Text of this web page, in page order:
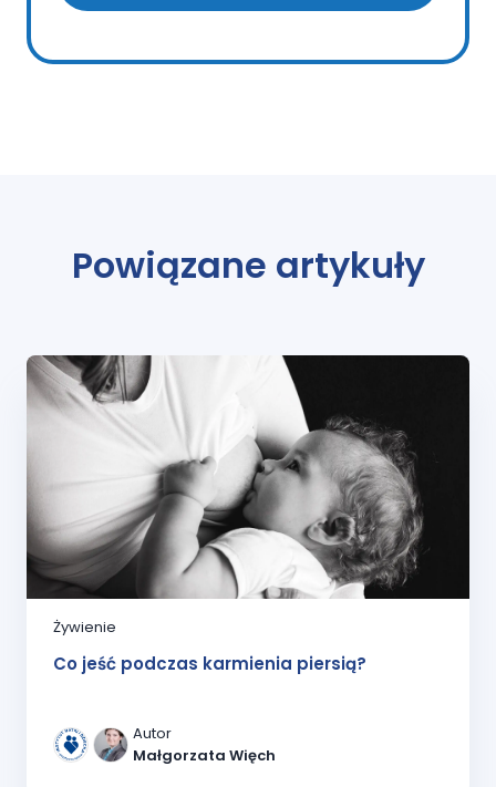
Powiązane artykuły
Żywienie
Co jeść podczas karmienia piersią?
Autor
Małgorzata Więch